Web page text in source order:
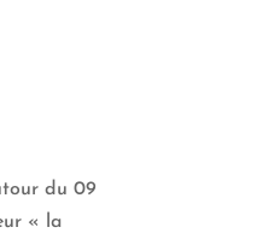
du 09
« la